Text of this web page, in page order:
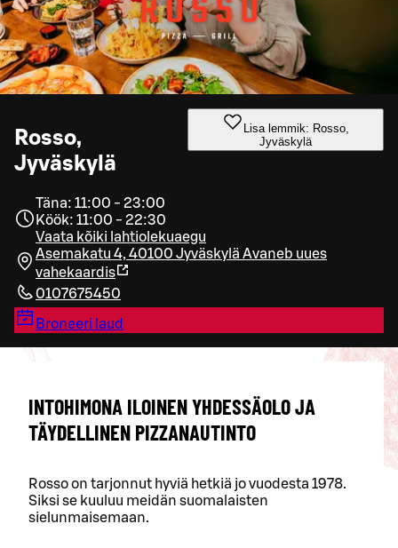
Rosso,
Jyväskylä
Lisa lemmik: Rosso,
Jyväskylä
Täna: 11:00 - 23:00
Köök: 11:00 - 22:30
Vaata kõiki lahtiolekuaegu
Asemakatu 4, 40100 Jyväskylä Avaneb uues
vahekaardis
0107675450
Broneeri laud
INTOHIMONA ILOINEN YHDESSÄOLO JA
TÄYDELLINEN PIZZANAUTINTO
Rosso on tarjonnut hyviä hetkiä jo vuodesta 1978.
Siksi se kuuluu meidän suomalaisten
sielunmaisemaan.